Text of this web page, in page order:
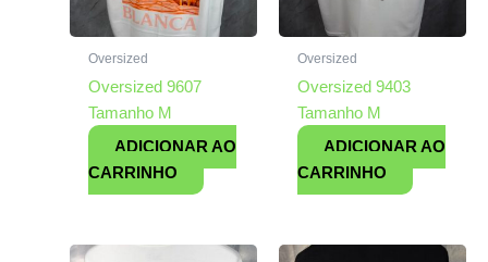
Oversized
Oversized 9607
Tamanho M
ADICIONAR AO
CARRINHO
Oversized
Oversized 9403
Tamanho M
ADICIONAR AO
CARRINHO